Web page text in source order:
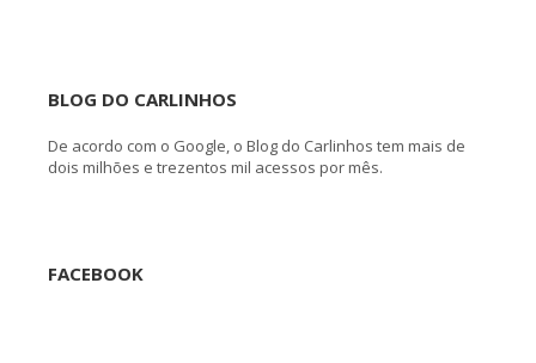
BLOG DO CARLINHOS
De acordo com o Google, o Blog do Carlinhos tem mais de
dois milhões e trezentos mil acessos por mês.
FACEBOOK